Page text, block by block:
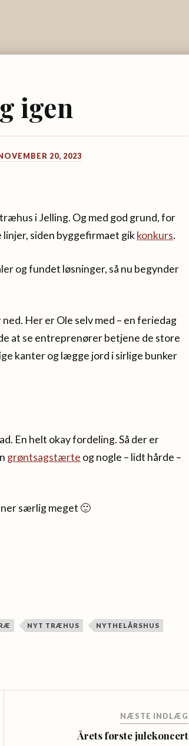
igen
20, 2023
i Jelling. Og med god grund, for
linjer, siden byggefirmaet gikkonkurs.
og fundet løsninger, så nu begynder
Her er Ole selv med – en feriedag
at se entreprenører betjene de store
kanter og lægge jord i sirlige bunker
En helt okay fordeling. Så der er
grøntsagstærte og nogle – lidt hårde –
særlig meget 🙂
NYT TRÆHUS NYTHELÅRSHUS
NÆSTE INDLÆG
Årets første julekoncert